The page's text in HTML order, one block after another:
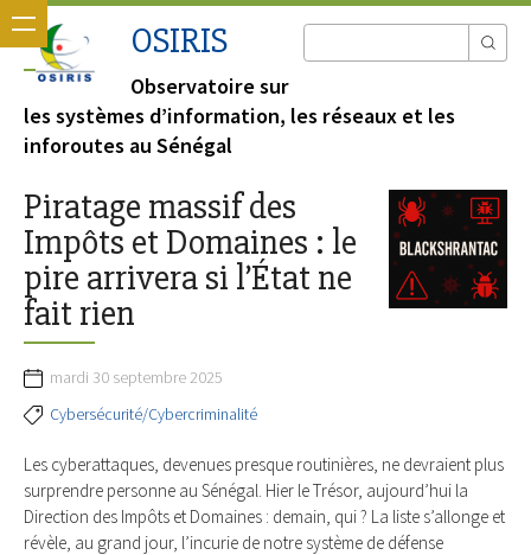
OSIRIS
Observatoire sur
les systèmes d’information, les réseaux et les
inforoutes au Sénégal
Piratage massif des
Impôts et Domaines : le
pire arrivera si l’État ne
fait rien
mardi 30 septembre 2025
Cybersécurité/Cybercriminalité
Les cyberattaques, devenues presque routinières, ne devraient plus
surprendre personne au Sénégal. Hier le Trésor, aujourd’hui la
Direction des Impôts et Domaines : demain, qui ? La liste s’allonge et
révèle, au grand jour, l’incurie de notre système de défense